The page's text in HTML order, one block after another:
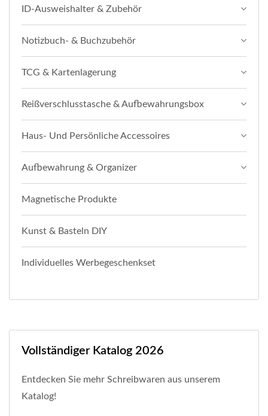
ID-Ausweishalter & Zubehör
Notizbuch- & Buchzubehör
TCG & Kartenlagerung
Reißverschlusstasche & Aufbewahrungsbox
Haus- Und Persönliche Accessoires
Aufbewahrung & Organizer
Magnetische Produkte
Kunst & Basteln DIY
Individuelles Werbegeschenkset
Vollständiger Katalog 2026
Entdecken Sie mehr Schreibwaren aus unserem
Katalog!